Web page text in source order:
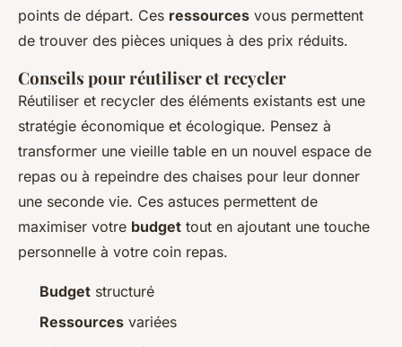
points de départ. Ces ressources vous permettent
de trouver des pièces uniques à des prix réduits.
Conseils pour réutiliser et recycler
Réutiliser et recycler des éléments existants est une
stratégie économique et écologique. Pensez à
transformer une vieille table en un nouvel espace de
repas ou à repeindre des chaises pour leur donner
une seconde vie. Ces astuces permettent de
maximiser votre budget tout en ajoutant une touche
personnelle à votre coin repas.
Budget structuré
Ressources variées